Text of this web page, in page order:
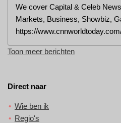
We cover Capital & Celeb
Markets, Business, Showbiz,
https://
Toon meer berichten
Direct naar
Wie ben ik
Regio's